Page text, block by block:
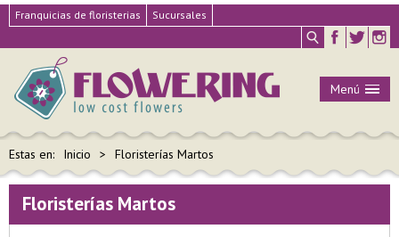
Franquicias de floristerias Sucursales
Menú
Estas en: Inicio Floristerías Martos
Floristerías Martos